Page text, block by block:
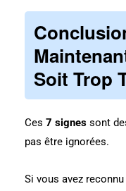
Soit Trop
Ces 7 signes sont
pas être ignorées.
Si vous avez